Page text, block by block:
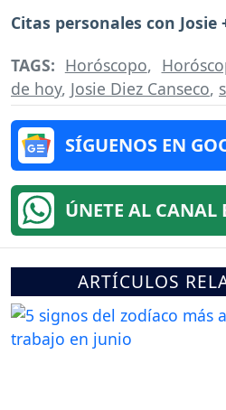
Citas personales con Josie
TAGS: Horóscopo,
de hoy, Josie Diez Canseco,
SÍGUENOS EN
ÚNETE AL CANAL
ARTÍCULOS